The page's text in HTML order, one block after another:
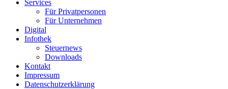
Services
Für Privatpersonen
Für Unternehmen
Digital
Infothek
Steuernews
Downloads
Kontakt
Impressum
Datenschutzerklärung